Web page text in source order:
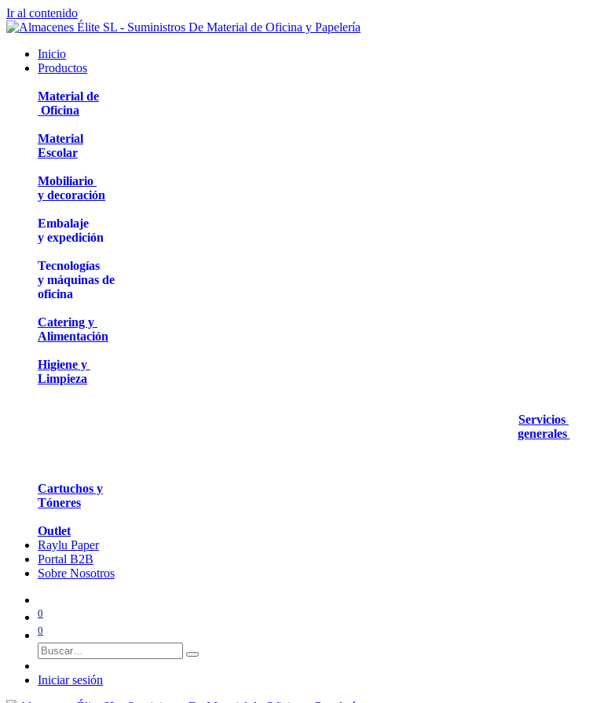
Ir al contenido
Inicio
Productos
Material de
Oficina
Material
Escolar
Mobiliario
y decoración
Embalaje
y expedición
Tecnologías
y máquinas de
oficina
Catering y
Alimentación
Higiene y
Limpieza
Servicios
generales
Cartuchos y
Tóneres
Outlet
Raylu Paper
Portal B2B
Sobre Nosotros
0
0
Iniciar sesión